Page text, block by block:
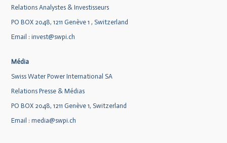
Relations Analystes & Investisseurs
PO BOX 2048, 1211 Genève 1 , Switzerland
Email : invest@swpi.ch
Média
Swiss Water Power International SA
Relations Presse & Médias
PO BOX 2048, 1211 Genève 1, Switzerland
Email : media@swpi.ch